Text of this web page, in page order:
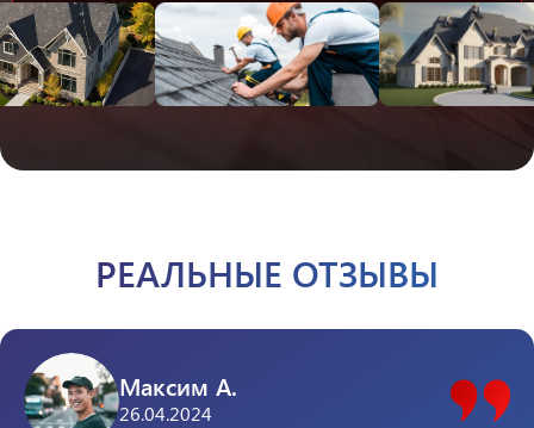
РЕАЛЬНЫЕ ОТЗЫВЫ
Максим А.
26.04.2024